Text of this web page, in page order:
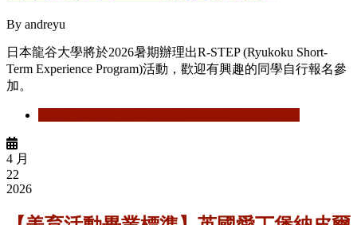
By andreyu
日本龍谷大學將於2026暑期辦理出R-STEP (Ryukoku Short-
Term Experience Program)活動，歡迎有興趣的同學自行報名參
加。
4 月
22
2026